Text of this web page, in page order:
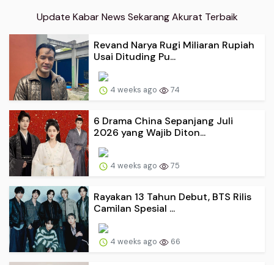
Update Kabar News Sekarang Akurat Terbaik
Revand Narya Rugi Miliaran Rupiah
Usai Dituding Pu...
4 weeks ago 74
6 Drama China Sepanjang Juli
2026 yang Wajib Diton...
4 weeks ago 75
Rayakan 13 Tahun Debut, BTS Rilis
Camilan Spesial ...
4 weeks ago 66